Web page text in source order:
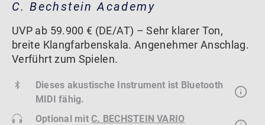
C. Bechstein Academy
UVP ab 59.900 € (DE/AT) – Sehr klarer Ton,
breite Klangfarbenskala. Angenehmer Anschlag.
Verführt zum Spielen.
Dieses akustische Instrument ist Bluetooth
MIDI fähig.
Optional mitC. BECHSTEIN VARIO